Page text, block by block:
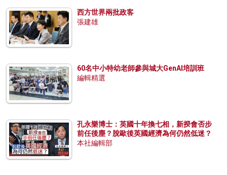
西方世界兩批政客
張建雄
60名中小特幼老師參與城大GenAI培訓班
編輯精選
孔永樂博士：英國十年換七相，新揆會否步
前任後塵？脫歐後英國經濟為何仍然低迷？
本社編輯部